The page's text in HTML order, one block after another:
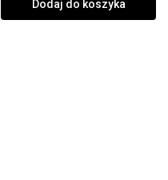
Dodaj do koszyka